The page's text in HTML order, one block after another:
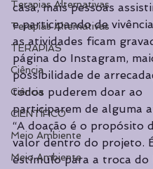
Terapias Alternativas
Terapias Alternativas
TERAPIAS
Ciência
Ciência
CIENTÍFICO
Meio Ambiente
Meio Ambiente
casa, mais pessoas
e participando de
as atividades ficam
página do Instagram,
possibilidade de
todos puderem doar ao
participarem de alguma
“A doação é o propósito
valor dentro do projeto.
estímulo para a troca do